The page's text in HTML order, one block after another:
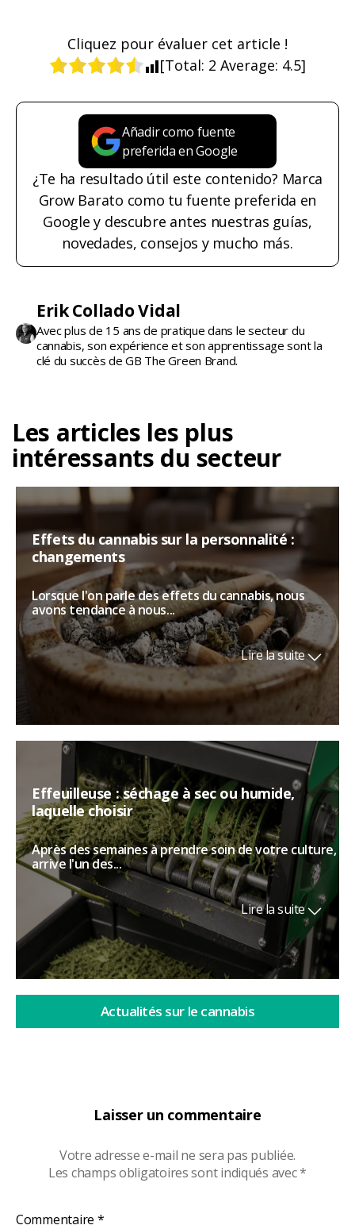
Cliquez pour évaluer cet article !
[Total: 2 Average: 4.5]
Añadir como fuente
preferida en Google
¿Te ha resultado útil este contenido? Marca
Grow Barato como tu fuente preferida en
Google y descubre antes nuestras guías,
novedades, consejos y mucho más.
Erik Collado Vidal
Avec plus de 15 ans de pratique dans le secteur du
cannabis, son expérience et son apprentissage sont la
clé du succès de GB The Green Brand.
Laisser un commentaire
Votre adresse e-mail ne sera pas publiée.
Les champs obligatoires sont indiqués avec*
Commentaire *
Les articles les plus
intéressants du secteur
Effets du cannabis sur la personnalité :
changements
Lorsque l'on parle des effets du cannabis, nous
avons tendance à nous...
Lire la suite
Effeuilleuse : séchage à sec ou humide,
laquelle choisir
Après des semaines à prendre soin de votre culture,
arrive l'un des...
Lire la suite
Actualités sur le cannabis